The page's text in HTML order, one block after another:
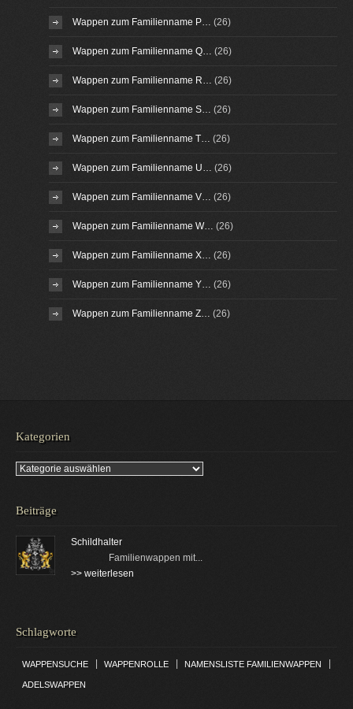
Wappen zum Familienname P… (26)
Wappen zum Familienname Q… (26)
Wappen zum Familienname R… (26)
Wappen zum Familienname S… (26)
Wappen zum Familienname T… (26)
Wappen zum Familienname U… (26)
Wappen zum Familienname V… (26)
Wappen zum Familienname W… (26)
Wappen zum Familienname X… (26)
Wappen zum Familienname Y… (26)
Wappen zum Familienname Z… (26)
Kategorien
Kategorien
Beiträge
Schildhalter
Familienwappen mit...
>> weiterlesen
Schlagworte
WAPPENSUCHE WAPPENROLLE NAMENSLISTE FAMILIENWAPPEN
ADELSWAPPEN